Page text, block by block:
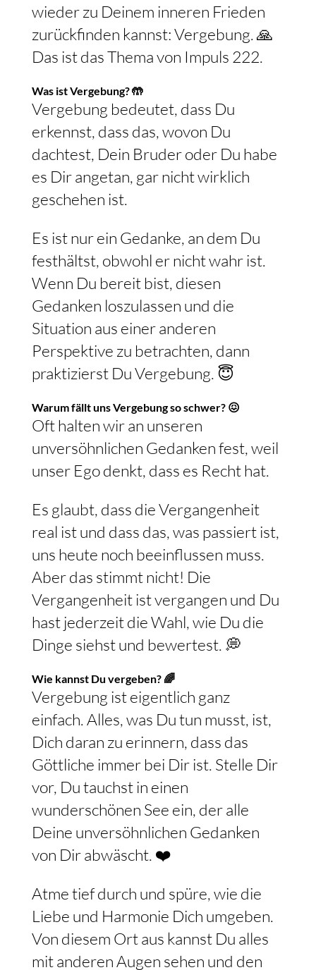
mit solchen Gedanken umgehen und
wieder zu Deinem inneren Frieden
zurückfinden kannst: Vergebung. 🙏
Was ist Vergebung? 🤲
Vergebung bedeutet, dass Du
erkennst, dass das, wovon Du
dachtest, Dein Bruder oder Du habe
es Dir angetan, gar nicht wirklich
Es ist nur ein Gedanke, an dem Du
festhältst, obwohl er nicht wahr ist.
Wenn Du bereit bist, diesen
Gedanken loszulassen und die
Situation aus einer anderen
Perspektive zu betrachten, dann
Warum fällt uns Vergebung so schwer? 😖
Oft halten wir an unseren
unversöhnlichen Gedanken fest, weil
Es glaubt, dass die Vergangenheit
real ist und dass das, was passiert ist,
uns heute noch beeinflussen muss.
Aber das stimmt nicht! Die
Vergangenheit ist vergangen und Du
hast jederzeit die Wahl, wie Du die
Wie kannst Du vergeben? 🌈
Vergebung ist eigentlich ganz
einfach. Alles, was Du tun musst, ist,
Dich daran zu erinnern, dass das
Göttliche immer bei Dir ist. Stelle Dir
vor, Du tauchst in einen
wunderschönen See ein, der alle
Deine unversöhnlichen Gedanken
Atme tief durch und spüre, wie die
Liebe und Harmonie Dich umgeben.
Von diesem Ort aus kannst Du alles